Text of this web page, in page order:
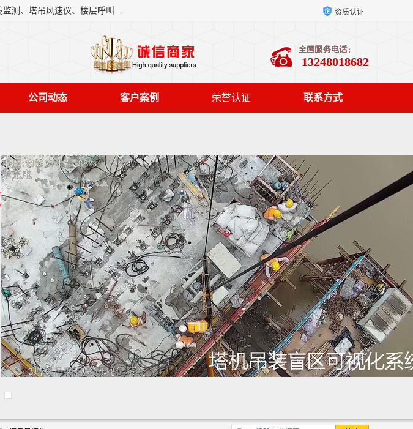
上海融瑞环保科技有限公司是吊钩可视化、塔吊黑匣子、扬尘监测系统、塔吊监控系统、扬尘环境监测、塔吊风速仪、楼层呼叫器、主令控制器、人脸识别、风速仪等一系列环保设备的研发生产销售为一体的专业化公司。 资质认证
13248018682
公司动态 客户案例 荣誉认证 联系方式